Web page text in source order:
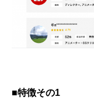
■特徴その1